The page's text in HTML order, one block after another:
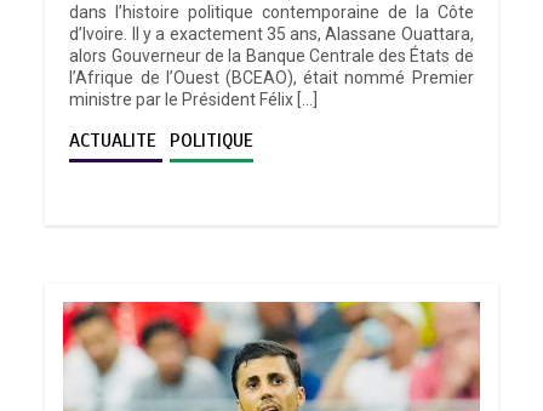
dans l’histoire politique contemporaine de la Côte
d’Ivoire. Il y a exactement 35 ans, Alassane Ouattara,
alors Gouverneur de la Banque Centrale des États de
l’Afrique de l’Ouest (BCEAO), était nommé Premier
ministre par le Président Félix […]
ACTUALITE POLITIQUE